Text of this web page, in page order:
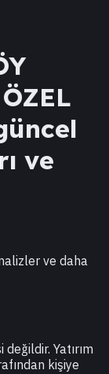
ve
ve daha
Yatırım
kişiye